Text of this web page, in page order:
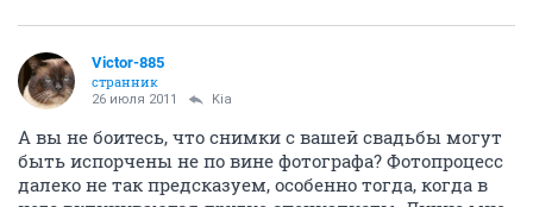
Victor-885
странник
26 июля 2011 Kia
А вы не боитесь, что снимки с вашей свадьбы могут
быть испорчены не по вине фотографа? Фотопроцесс
далеко не так предсказуем, особенно тогда, когда в